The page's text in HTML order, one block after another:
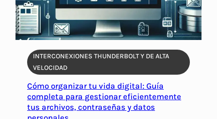
INTERCONEXIONES THUNDERBOLT Y DE ALTA
VELOCIDAD
Cómo organizar tu vida digital: Guía
completa para gestionar eficientemente
tus archivos, contraseñas y datos